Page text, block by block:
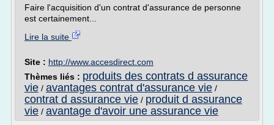
Faire l'acquisition d'un contrat d'assurance de personne
est certainement...
Lire la suite
Site : http://www.accesdirect.com
Thèmes liés : produits des contrats d assurance
vie / avantages contrat d'assurance vie /
contrat d assurance vie / produit d assurance
vie / avantage d'avoir une assurance vie